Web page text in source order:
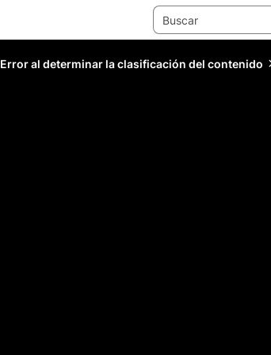
Error al determinar la clasificación del contenido